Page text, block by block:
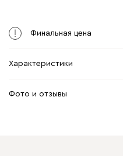
Финальная цена
Характеристики
Фото и отзывы